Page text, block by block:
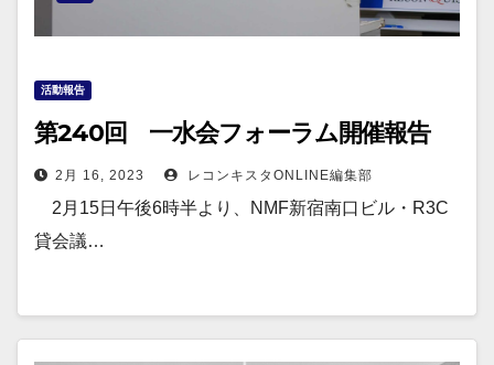
活動報告
第240回 一水会フォーラム開催報告
2月 16, 2023 レコンキスタONLINE編集部
2月15日午後6時半より、NMF新宿南口ビル・R3C
貸会議…